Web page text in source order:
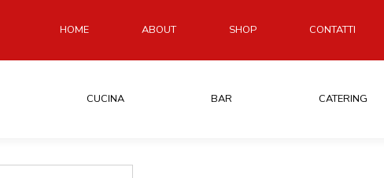
HOME ABOUT SHOP CONTATTI
CUCINA BAR CATERING